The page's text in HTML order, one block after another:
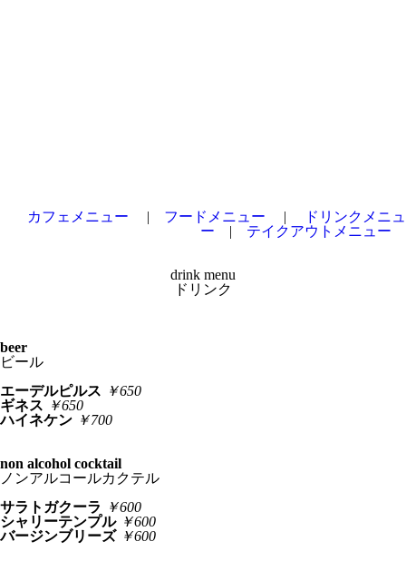
カフェメニュー | フードメニュー |
ドリンクメニュ
ー | テイクアウトメニュー
drink menu
ドリンク
beer
ビール
エーデルピルス ￥650
ギネス ￥650
ハイネケン ￥700
non alcohol cocktail
ノンアルコールカクテル
サラトガクーラ
￥600
シャリーテンプル ￥600
バージンブリーズ ￥600